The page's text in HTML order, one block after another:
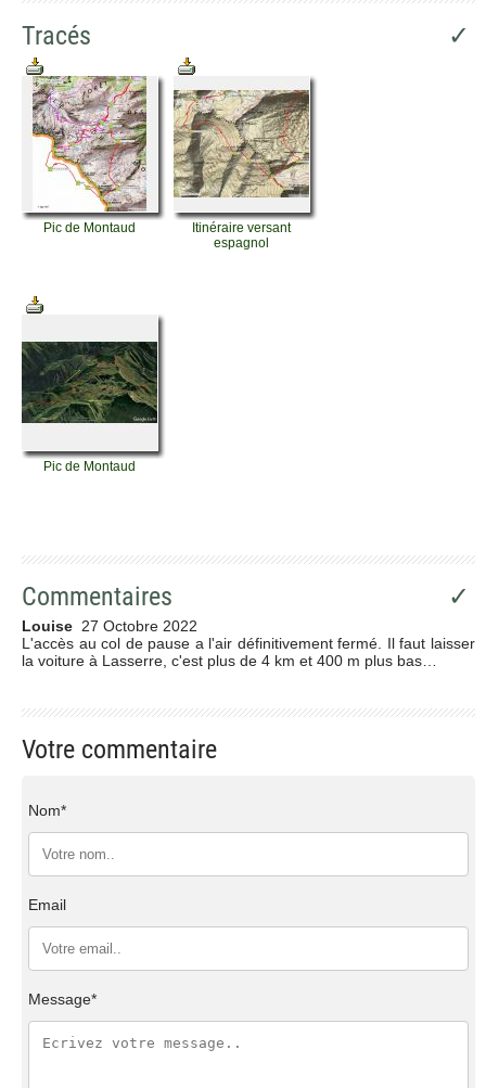
Tracés ✓
Pic de Montaud
Itinéraire versant
espagnol
Pic de Montaud
Commentaires ✓
Louise 27 Octobre 2022
L'accès au col de pause a l'air définitivement fermé. Il faut laisser
la voiture à Lasserre, c'est plus de 4 km et 400 m plus bas…
Votre commentaire
Nom*
Email
Message*